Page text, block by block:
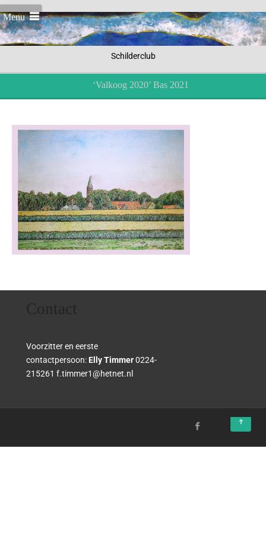
Menu
Schilderclub
‘Valkoog 2020’ Bas 2021
Voorzitter en eerste
contactpersoon: Elly Timmer0224-
215261 f.timmer1@hetnet.nl
↑